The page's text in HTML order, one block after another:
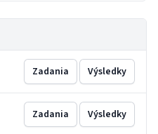
Zadania Výsledky
Zadania Výsledky